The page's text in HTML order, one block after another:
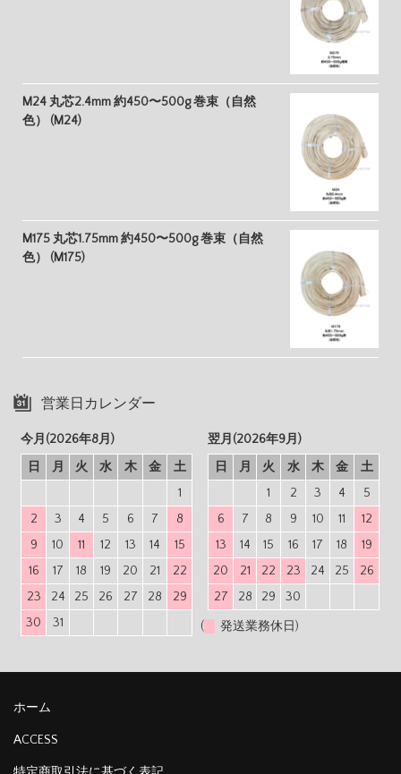
M24 丸芯2.4mm 約450〜500g 巻束（自然
色） (M24)
M175 丸芯1.75mm 約450〜500g 巻束（自然
色） (M175)
営業日カレンダー
今月(2026年8月)
日
月 火 水 木 金
土
1
2
3 4 5 6 7
8
9
10 11 12 13 14
15
16
17 18 19 20 21
22
23
24 25 26 27 28
29
30
31
翌月(2026年9月)
日
月 火 水 木 金
土
1
2 3 4
5
6
7 8 9 10 11
12
13
14 15 16 17 18
19
20
21 22 23 24 25
26
27
28 29 30
( 発送業務休日)
ホーム
ACCESS